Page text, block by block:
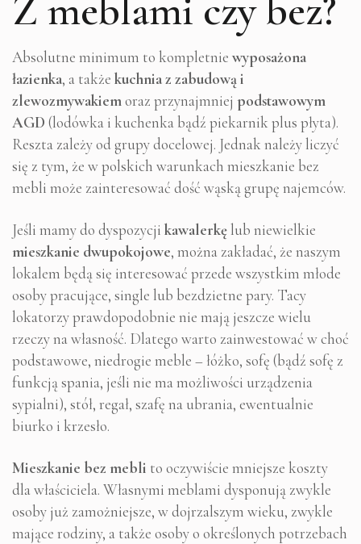
Z meblami czy bez?
Absolutne minimum to kompletnie wyposażona
łazienka, a także kuchnia z zabudową i
zlewozmywakiemoraz przynajmniej podstawowym
AGD (lodówka i kuchenka bądź piekarnik plus płyta).
Reszta zależy od grupy docelowej. Jednak należy liczyć
się z tym, że w polskich warunkach mieszkanie bez
mebli może zainteresować dość wąską grupę najemców.
Jeśli mamy do dyspozycji kawalerkęlub niewielkie
mieszkanie dwupokojowe, można zakładać, że naszym
lokalem będą się interesować przede wszystkim młode
osoby pracujące, single lub bezdzietne pary. Tacy
lokatorzy prawdopodobnie nie mają jeszcze wielu
rzeczy na własność. Dlatego warto zainwestować w choć
podstawowe, niedrogie meble – łóżko, sofę (bądź sofę z
funkcją spania, jeśli nie ma możliwości urządzenia
sypialni), stół, regał, szafę na ubrania, ewentualnie
biurko i krzesło.
Mieszkanie bez mebli to oczywiście mniejsze koszty
dla właściciela. Własnymi meblami dysponują zwykle
osoby już zamożniejsze, w dojrzalszym wieku, zwykle
mające rodziny, a także osoby o określonych potrzebach